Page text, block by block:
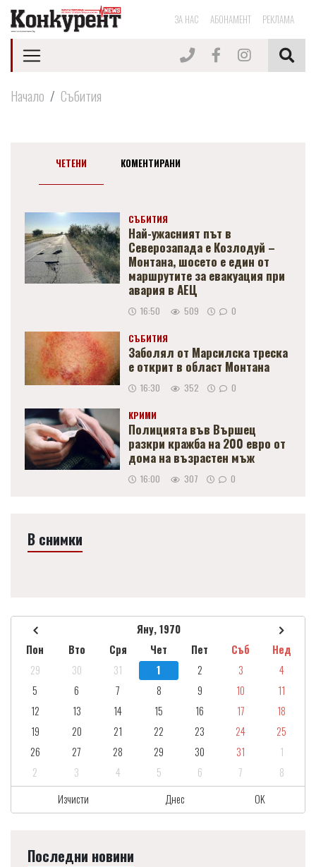
ЗА НАС АБОНАМЕНТ РЕКЛАМА
Начало Събития
ЧЕТЕНИ КОМЕНТИРАНИ
СЪБИТИЯ
Най-ужасният път в
Северозапада е Козлодуй –
Монтана, шосето е един от
маршрутите за евакуация при
авария в АЕЦ
16:50 509 0
СЪБИТИЯ
Заболял от Марсилска треска
е открит в област Монтана
16:30 352 0
КРИМИ
Полицията във Вършец
разкри кражба на 200 евро от
дома на възрастен мъж
16:00 307 0
В снимки
Яну, 1970
Пон
Вто Сря Чет Пет Съб
Нед
29
30 31 1 2 3
4
5
6 7 8 9 10
11
12
13 14 15 16 17
18
19
20 21 22 23 24
25
26
27 28 29 30 31
1
2
3 4 5 6 7
8
Изчисти
Днес OK
Последни новини